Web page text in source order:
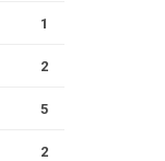
1
2
5
2